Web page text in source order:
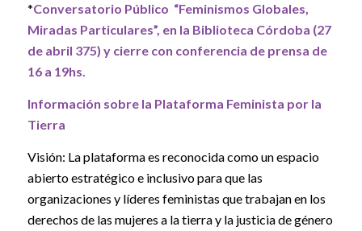
*Conversatorio Público “Feminismos Globales,
Miradas Particulares”, en la Biblioteca Córdoba (27
de abril 375) y cierre con conferencia de prensa de
16 a 19hs.
Información sobre la Plataforma Feminista por la
Tierra
Visión: La plataforma es reconocida como un espacio
abierto estratégico e inclusivo para que las
organizaciones y líderes feministas que trabajan en los
derechos de las mujeres a la tierra y la justicia de género